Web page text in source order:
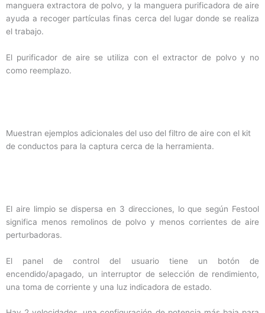
manguera extractora de polvo, y la manguera purificadora de aire
ayuda a recoger partículas finas cerca del lugar donde se realiza
el trabajo.
El purificador de aire se utiliza con el extractor de polvo y no
como reemplazo.
Muestran ejemplos adicionales del uso del filtro de aire con el kit
de conductos para la captura cerca de la herramienta.
El aire limpio se dispersa en 3 direcciones, lo que según Festool
significa menos remolinos de polvo y menos corrientes de aire
perturbadoras.
El panel de control del usuario tiene un botón de
encendido/apagado, un interruptor de selección de rendimiento,
una toma de corriente y una luz indicadora de estado.